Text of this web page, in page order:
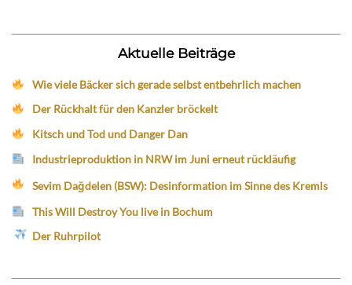
Aktuelle Beiträge
Wie viele Bäcker sich gerade selbst entbehrlich machen
Der Rückhalt für den Kanzler bröckelt
Kitsch und Tod und Danger Dan
Industrieproduktion in NRW im Juni erneut rückläufig
Sevim Dağdelen (BSW): Desinformation im Sinne des Kremls
This Will Destroy You live in Bochum
Der Ruhrpilot